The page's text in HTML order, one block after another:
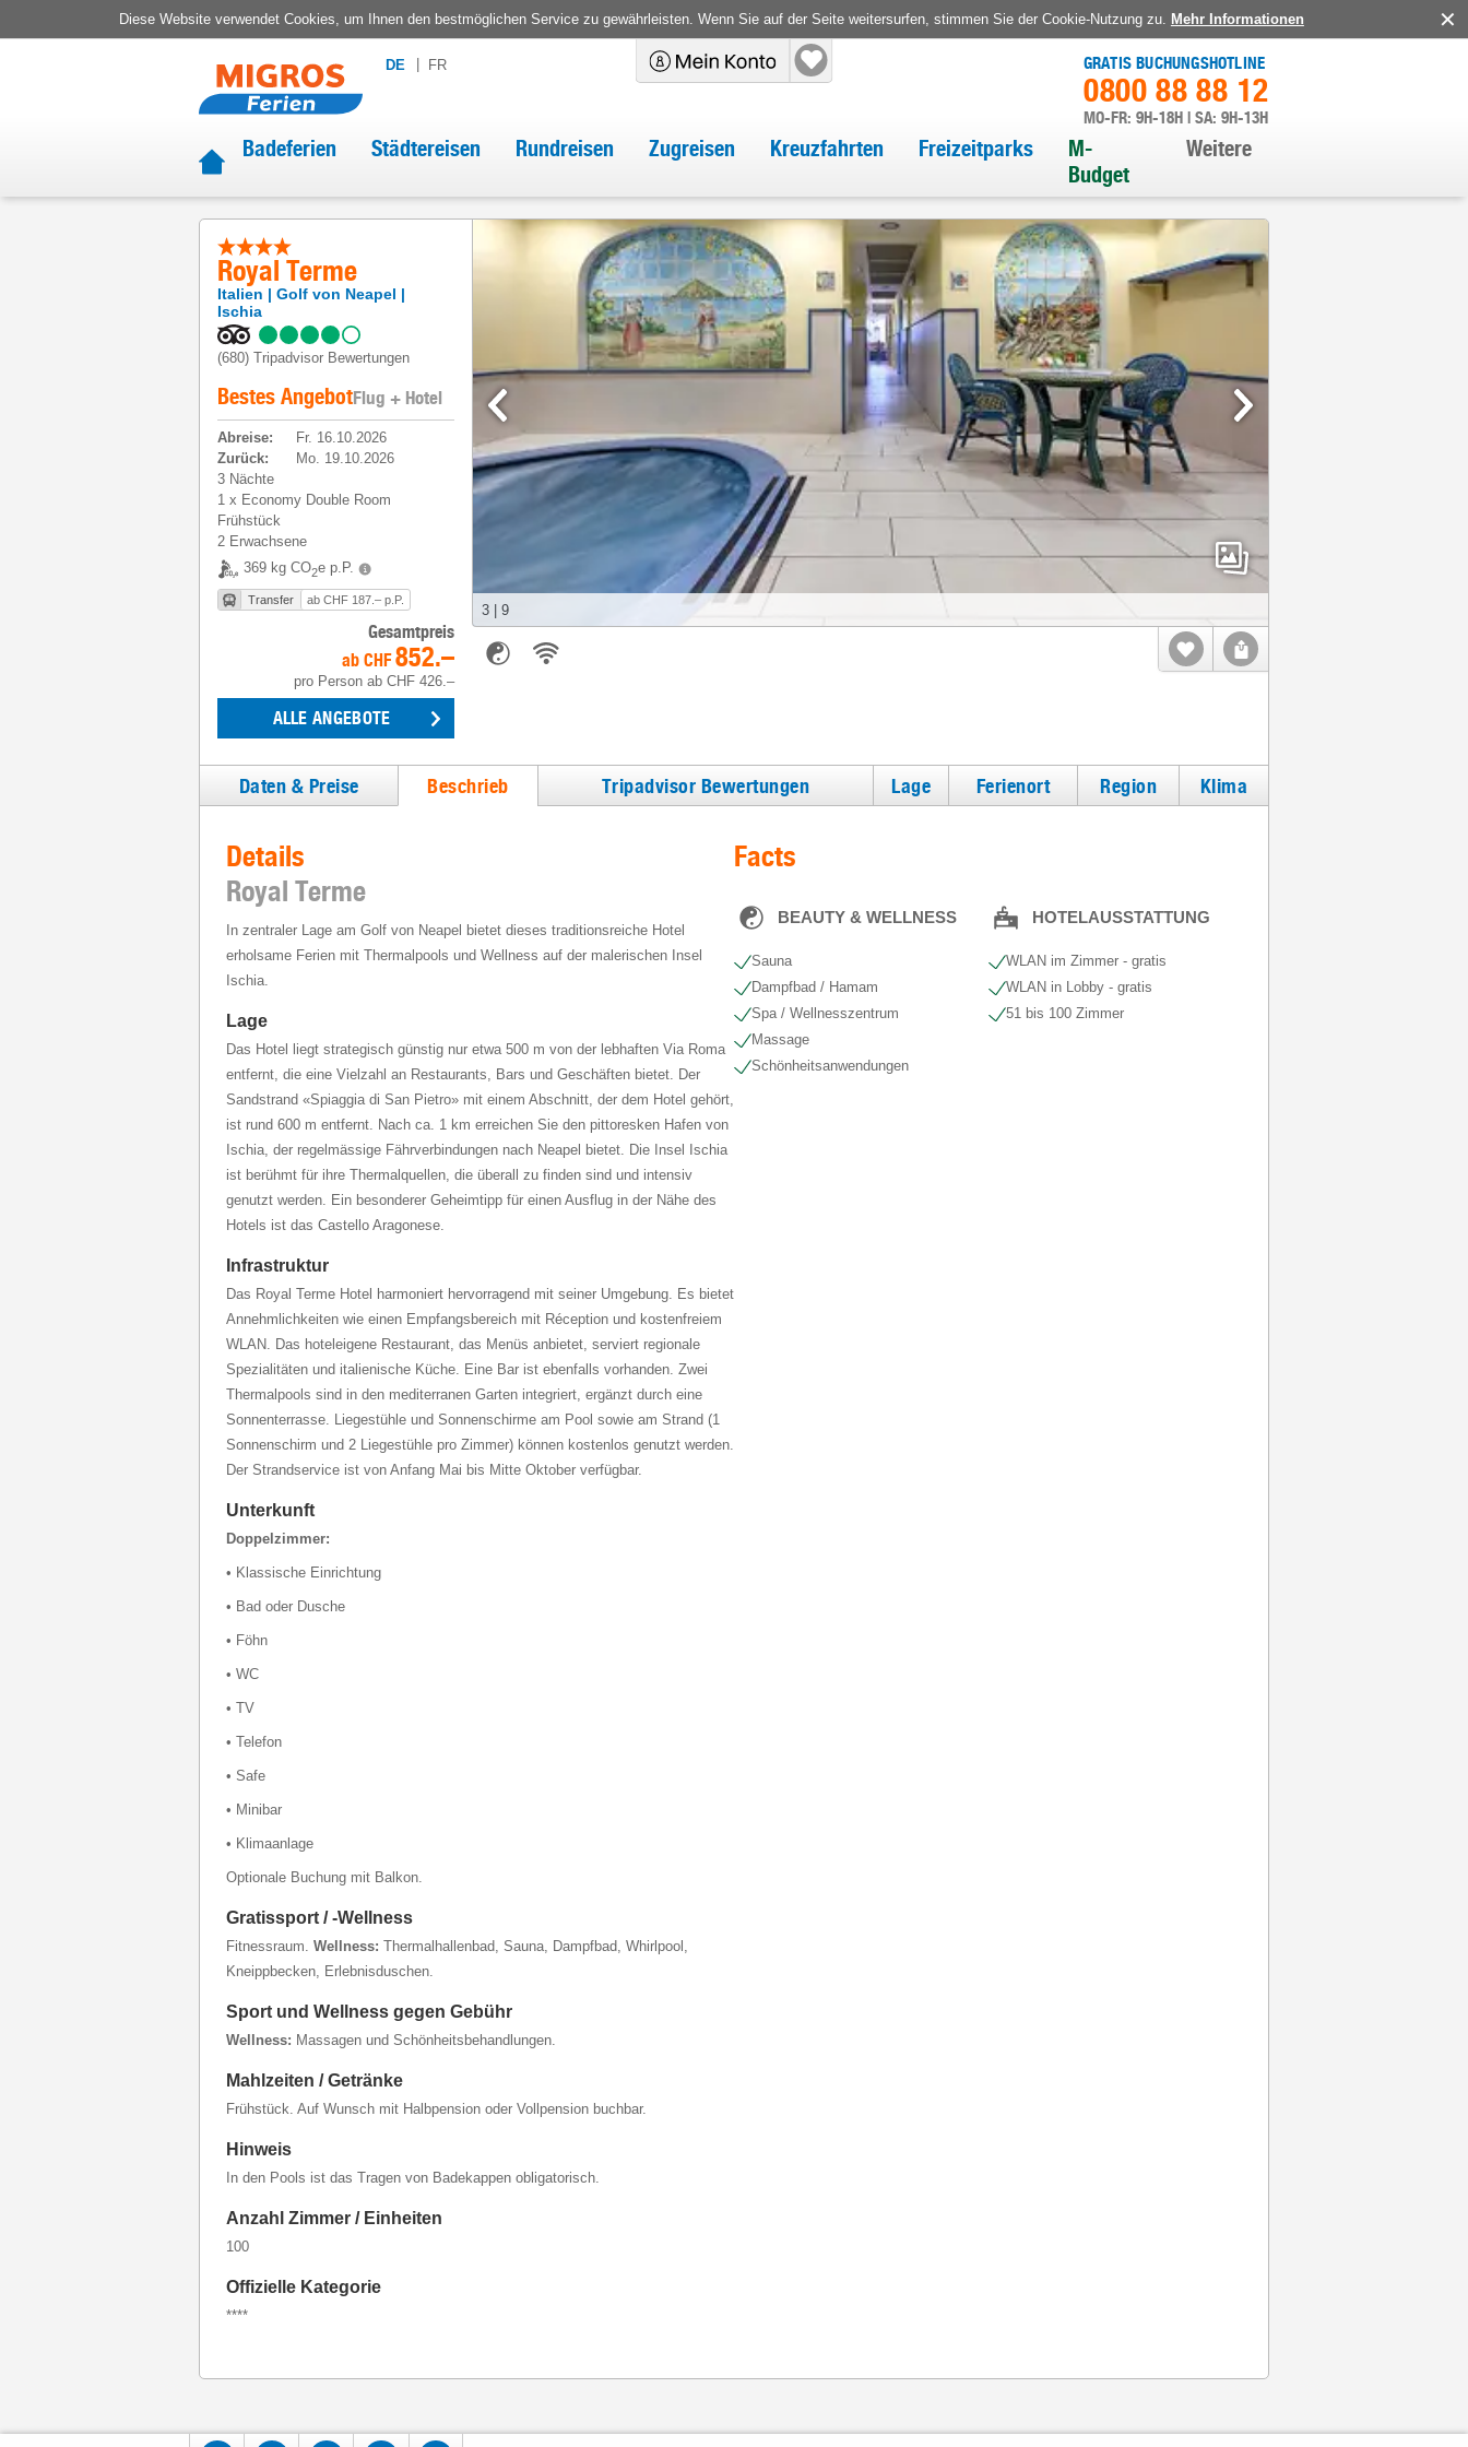
Diese Website verwendet Cookies, um Ihnen den bestmöglichen Service zu gewährleisten. Wenn Sie auf der Seite weitersurfen, stimmen Sie der Cookie-Nutzung zu. Mehr Informationen
DE FR GRATIS BUCHUNGSHOTLINE
0800 88 88 12
MO-FR: 9H-18H | SA: 9H-13H
Badeferien Städtereisen Rundreisen Zugreisen Kreuzfahrten Freizeitparks
M-
Budget
Weitere
Royal Terme
Italien
Golf von Neapel
Ischia
(680) Tripadvisor Bewertungen
Bestes AngebotFlug + Hotel
Abreise:
Fr. 16.10.2026
Zurück:
Mo. 19.10.2026
3 Nächte
1 x Economy Double Room
Frühstück
2 Erwachsene
369 kg CO2e p.P.
Transfer ab CHF 187.– p.P.
Gesamtpreis
ab CHF 852.–
pro Person ab CHF 426.–
ALLE ANGEBOTE
3 9
Daten & Preise Beschrieb Tripadvisor Bewertungen Lage Ferienort Region Klima
Details
Royal Terme
In zentraler Lage am Golf von Neapel bietet dieses traditionsreiche Hotel
erholsame Ferien mit Thermalpools und Wellness auf der malerischen Insel
Ischia.
Lage
Das Hotel liegt strategisch günstig nur etwa 500 m von der lebhaften Via Roma
entfernt, die eine Vielzahl an Restaurants, Bars und Geschäften bietet. Der
Sandstrand «Spiaggia di San Pietro» mit einem Abschnitt, der dem Hotel gehört,
ist rund 600 m entfernt. Nach ca. 1 km erreichen Sie den pittoresken Hafen von
Ischia, der regelmässige Fährverbindungen nach Neapel bietet. Die Insel Ischia
ist berühmt für ihre Thermalquellen, die überall zu finden sind und intensiv
genutzt werden. Ein besonderer Geheimtipp für einen Ausflug in der Nähe des
Hotels ist das Castello Aragonese.
Infrastruktur
Das Royal Terme Hotel harmoniert hervorragend mit seiner Umgebung. Es bietet
Annehmlichkeiten wie einen Empfangsbereich mit Réception und kostenfreiem
WLAN. Das hoteleigene Restaurant, das Menüs anbietet, serviert regionale
Spezialitäten und italienische Küche. Eine Bar ist ebenfalls vorhanden. Zwei
Thermalpools sind in den mediterranen Garten integriert, ergänzt durch eine
Sonnenterrasse. Liegestühle und Sonnenschirme am Pool sowie am Strand (1
Sonnenschirm und 2 Liegestühle pro Zimmer) können kostenlos genutzt werden.
Der Strandservice ist von Anfang Mai bis Mitte Oktober verfügbar.
Unterkunft
Doppelzimmer:
• Klassische Einrichtung
• Bad oder Dusche
• Föhn
• WC
• TV
• Telefon
• Safe
• Minibar
• Klimaanlage
Optionale Buchung mit Balkon.
Gratissport / -Wellness
Fitnessraum. Wellness: Thermalhallenbad, Sauna, Dampfbad, Whirlpool,
Kneippbecken, Erlebnisduschen.
Sport und Wellness gegen Gebühr
Wellness: Massagen und Schönheitsbehandlungen.
Mahlzeiten / Getränke
Frühstück. Auf Wunsch mit Halbpension oder Vollpension buchbar.
Hinweis
In den Pools ist das Tragen von Badekappen obligatorisch.
Anzahl Zimmer / Einheiten
100
Offizielle Kategorie
****
Facts
BEAUTY & WELLNESS
Sauna
Dampfbad / Hamam
Spa / Wellnesszentrum
Massage
Schönheits​anwendungen
HOTELAUSSTATTUNG
WLAN im Zimmer - gratis
WLAN in Lobby - gratis
51 bis 100 Zimmer